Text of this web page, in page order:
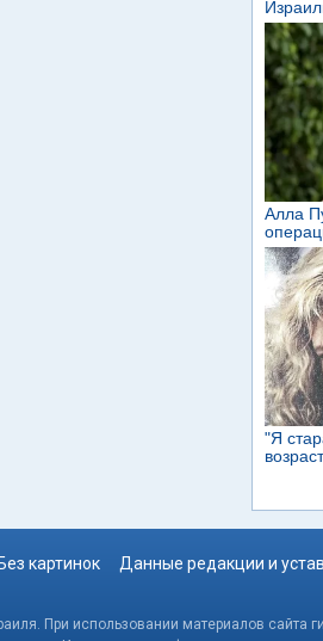
Без картинок Данные редакции и устав
При использовании материалов сайта